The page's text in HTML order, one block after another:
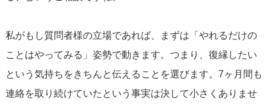
私がもし質問者様の立場であれば、まずは「やれるだけの
ことはやってみる」姿勢で動きます。つまり、復縁したい
という気持ちをきちんと伝えることを選びます。7ヶ月間も
連絡を取り続けていたという事実は決して小さくありませ